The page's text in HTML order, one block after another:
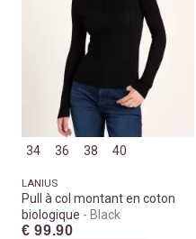
34 36 38 40
LANIUS
Pull à col montant en coton
biologique
Black
€ 99.90